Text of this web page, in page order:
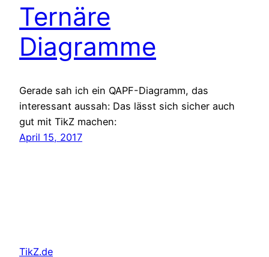
Ternäre
Diagramme
Gerade sah ich ein QAPF-Diagramm, das
interessant aussah: Das lässt sich sicher auch
gut mit TikZ machen:
April 15, 2017
TikZ.de